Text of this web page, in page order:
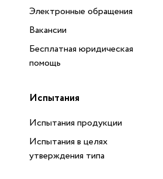
Электронные обращения
Вакансии
Бесплатная юридическая
помощь
Испытания
Испытания продукции
Испытания в целях
утверждения типа